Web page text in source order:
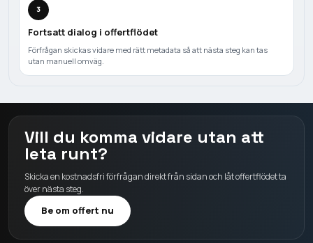
3
Fortsatt dialog i offertflödet
Förfrågan skickas vidare med rätt metadata så att nästa steg kan tas
utan manuell omväg.
Vill du komma vidare utan att
leta runt?
Skicka en kostnadsfri förfrågan direkt från sidan och låt offertflödet ta
över nästa steg.
Be om offert nu